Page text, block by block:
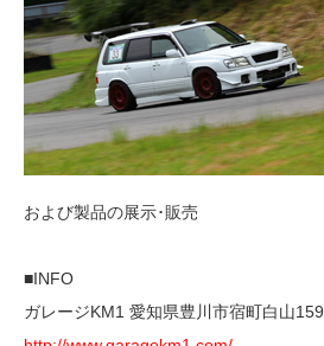
および製品の展示･販売
■INFO
ガレージKM1 愛知県豊川市宿町白山159